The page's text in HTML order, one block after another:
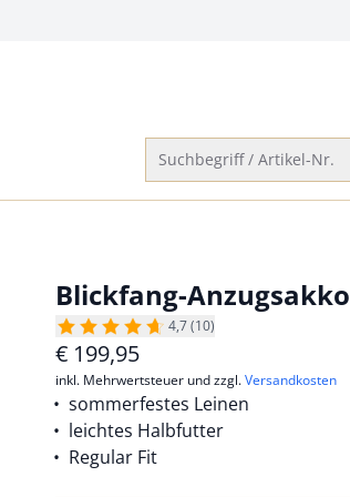
Suchbegriff / Artikel-Nr.
Blickfang-Anzugsakko
4,7 (10)
€ 199,95
inkl. Mehrwertsteuer und zzgl.Versandkosten
sommerfestes Leinen
leichtes Halbfutter
Regular Fit